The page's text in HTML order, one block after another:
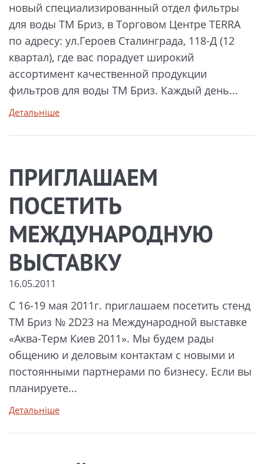
новый специализированный отдел фильтры
для воды ТМ Бриз, в Торговом Центре TERRA
по адресу: ул.Героев Сталинграда, 118-Д (12
квартал), где вас порадует широкий
ассортимент качественной продукции
фильтров для воды ТМ Бриз. Каждый день...
Детальніше
ПРИГЛАШАЕМ
ПОСЕТИТЬ
МЕЖДУНАРОДНУЮ
ВЫСТАВКУ
16.05.2011
С 16-19 мая 2011г. приглашаем посетить стенд
ТМ Бриз № 2D23 на Международной выставке
«Аква-Терм Киев 2011». Мы будем рады
общению и деловым контактам с новыми и
постоянными партнерами по бизнесу. Если вы
планируете...
Детальніше